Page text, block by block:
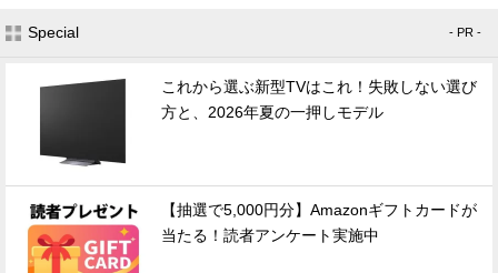
Special - PR -
これから選ぶ新型TVはこれ！失敗しない選び
方と、2026年夏の一押しモデル
【抽選で5,000円分】Amazonギフトカードが
当たる！読者アンケート実施中